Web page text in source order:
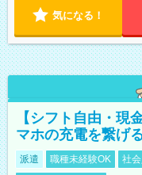
気になる！
【シフト自由・現
マホの充電を繋げ
派遣 職種未経験OK 社